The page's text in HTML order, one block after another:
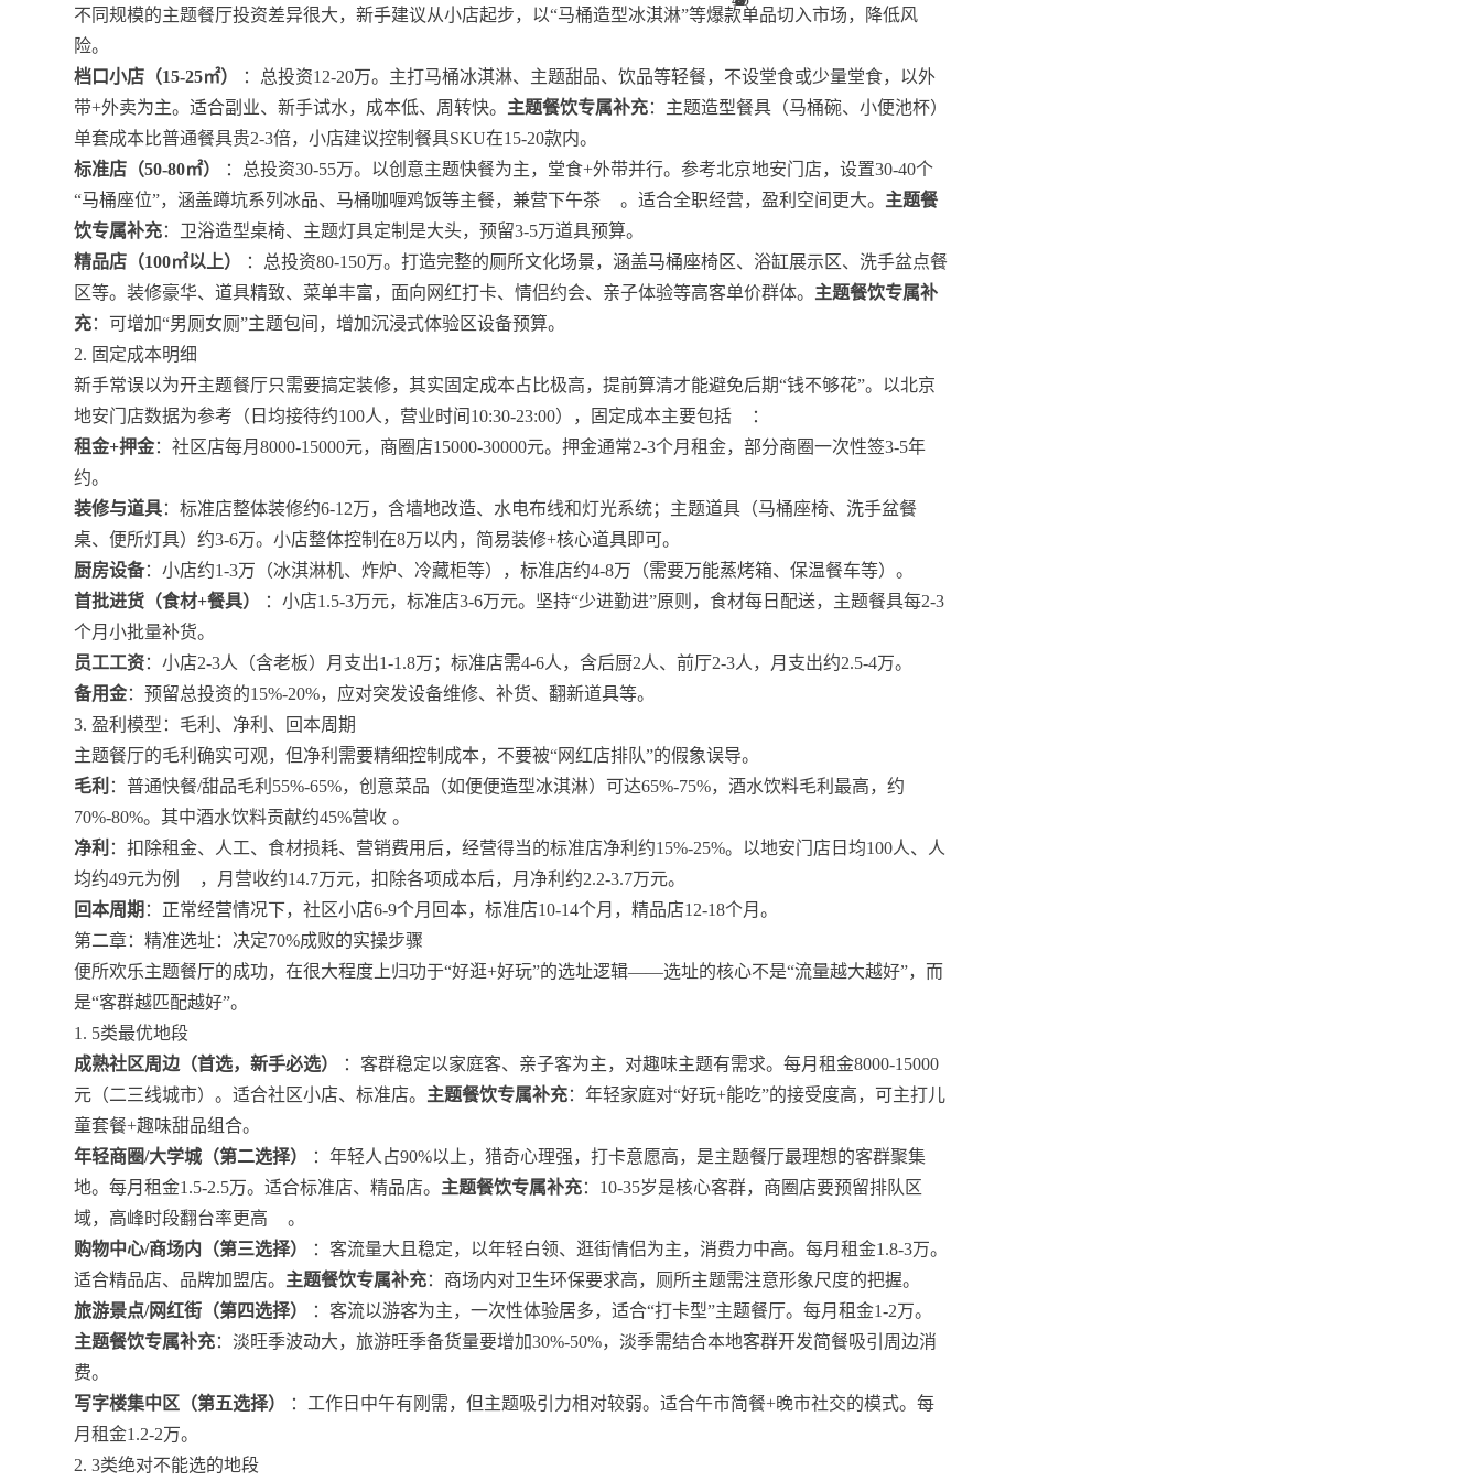
不同规模的主题餐厅投资差异很大，新手建议从小店起步，以“马桶造型冰淇淋”等爆款单品切入市场，降低风
险。
档口小店（15-25㎡）
：总投资12-20万。主打马桶冰淇淋、主题甜品、饮品等轻餐，不设堂食或少量堂食，以外
带+外卖为主。适合副业、新手试水，成本低、周转快。 主题餐饮专属补充：主题造型餐具（马桶碗、小便池杯）
单套成本比普通餐具贵2-3倍，小店建议控制餐具SKU在15-20款内。
标准店（50-80㎡）
：总投资30-55万。以创意主题快餐为主，堂食+外带并行。参考北京地安门店，设置30-40个
“马桶座位”，涵盖蹲坑系列冰品、马桶咖喱鸡饭等主餐，兼营下午茶
。适合全职经营，盈利空间更大。 主题餐
饮专属补充：卫浴造型桌椅、主题灯具定制是大头，预留3-5万道具预算。
精品店（100㎡以上）
：总投资80-150万。打造完整的厕所文化场景，涵盖马桶座椅区、浴缸展示区、洗手盆点餐
区等。装修豪华、道具精致、菜单丰富，面向网红打卡、情侣约会、亲子体验等高客单价群体。 主题餐饮专属补
充：可增加“男厕女厕”主题包间，增加沉浸式体验区设备预算。
2. 固定成本明细
新手常误以为开主题餐厅只需要搞定装修，其实固定成本占比极高，提前算清才能避免后期“钱不够花”。以北京
地安门店数据为参考（日均接待约100人，营业时间10:30-23:00），固定成本主要包括
：
租金+押金：社区店每月8000-15000元，商圈店15000-30000元。押金通常2-3个月租金，部分商圈一次性签3-5年
约。
装修与道具：标准店整体装修约6-12万，含墙地改造、水电布线和灯光系统；主题道具（马桶座椅、洗手盆餐
桌、便所灯具）约3-6万。小店整体控制在8万以内，简易装修+核心道具即可。
厨房设备：小店约1-3万（冰淇淋机、炸炉、冷藏柜等），标准店约4-8万（需要万能蒸烤箱、保温餐车等）。
首批进货（食材+餐具）
：小店1.5-3万元，标准店3-6万元。坚持“少进勤进”原则，食材每日配送，主题餐具每2-3
个月小批量补货。
员工工资：小店2-3人（含老板）月支出1-1.8万；标准店需4-6人，含后厨2人、前厅2-3人，月支出约2.5-4万。
备用金：预留总投资的15%-20%，应对突发设备维修、补货、翻新道具等。
3. 盈利模型：毛利、净利、回本周期
主题餐厅的毛利确实可观，但净利需要精细控制成本，不要被“网红店排队”的假象误导。
毛利 ：普通快餐/甜品毛利55%-65%，创意菜品（如便便造型冰淇淋）可达65%-75%，酒水饮料毛利最高，约
70%-80%。其中酒水饮料贡献约45%营收 。
净利 ：扣除租金、人工、食材损耗、营销费用后，经营得当的标准店净利约15%-25%。以地安门店日均100人、人
均约49元为例
，月营收约14.7万元，扣除各项成本后，月净利约2.2-3.7万元。
回本周期 ：正常经营情况下，社区小店6-9个月回本，标准店10-14个月，精品店12-18个月。
第二章：精准选址：决定70%成败的实操步骤
便所欢乐主题餐厅的成功，在很大程度上归功于“好逛+好玩”的选址逻辑——选址的核心不是“流量越大越好”，而
是“客群越匹配越好”。
1. 5类最优地段
成熟社区周边（首选，新手必选）
：客群稳定以家庭客、亲子客为主，对趣味主题有需求。每月租金8000-15000
元（二三线城市）。适合社区小店、标准店。 主题餐饮专属补充：年轻家庭对“好玩+能吃”的接受度高，可主打儿
童套餐+趣味甜品组合。
年轻商圈/大学城（第二选择）
：年轻人占90%以上，猎奇心理强，打卡意愿高，是主题餐厅最理想的客群聚集
地。每月租金1.5-2.5万。适合标准店、精品店。 主题餐饮专属补充：10-35岁是核心客群，商圈店要预留排队区
域，高峰时段翻台率更高
。
购物中心/商场内（第三选择）
：客流量大且稳定，以年轻白领、逛街情侣为主，消费力中高。每月租金1.8-3万。
适合精品店、品牌加盟店。 主题餐饮专属补充：商场内对卫生环保要求高，厕所主题需注意形象尺度的把握。
旅游景点/网红街（第四选择）
：客流以游客为主，一次性体验居多，适合“打卡型”主题餐厅。每月租金1-2万。
主题餐饮专属补充：淡旺季波动大，旅游旺季备货量要增加30%-50%，淡季需结合本地客群开发简餐吸引周边消
费。
写字楼集中区（第五选择）
：工作日中午有刚需，但主题吸引力相对较弱。适合午市简餐+晚市社交的模式。每
月租金1.2-2万。
2. 3类绝对不能选的地段